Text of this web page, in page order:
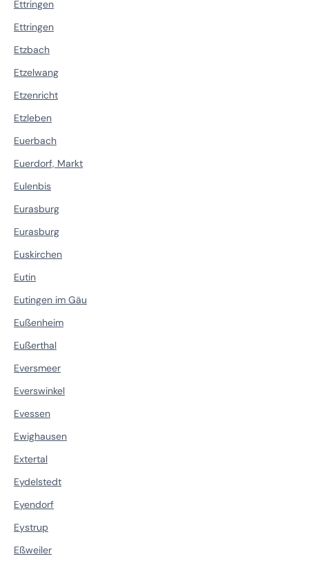
Ettringen
Ettringen
Etzbach
Etzelwang
Etzenricht
Etzleben
Euerbach
Euerdorf, Markt
Eulenbis
Eurasburg
Eurasburg
Euskirchen
Eutin
Eutingen im Gäu
Eußenheim
Eußerthal
Eversmeer
Everswinkel
Evessen
Ewighausen
Extertal
Eydelstedt
Eyendorf
Eystrup
Eßweiler